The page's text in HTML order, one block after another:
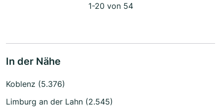
1-20 von 54
In der Nähe
Koblenz (5.376)
Limburg an der Lahn (2.545)